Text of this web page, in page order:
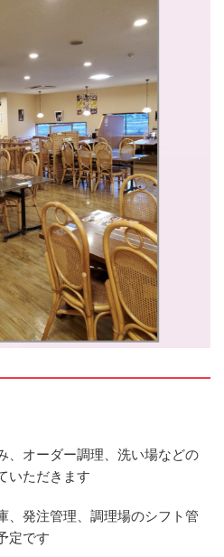
、オーダー調理、洗い場などの
いただきます
、発注管理、調理場のシフト管
定です